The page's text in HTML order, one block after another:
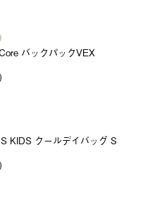
バックパックVEX
KIDS クールデイバッグ S